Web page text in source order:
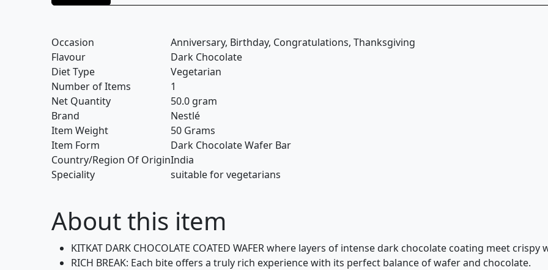
Occasion
Anniversary, Birthday, Congratulations, Thanksgiving
Flavour
Dark Chocolate
Diet Type
Vegetarian
Number of Items
1
Net Quantity
50.0 gram
Brand
Nestlé
Item Weight
50 Grams
Item Form
Dark Chocolate Wafer Bar
Country/Region Of OriginIndia
Speciality
suitable for vegetarians
About this item
KITKAT DARK CHOCOLATE COATED WAFER where layers of intense dark chocolate coating meet crispy
RICH BREAK: Each bite offers a truly rich experience with its perfect balance of wafer and chocolate.